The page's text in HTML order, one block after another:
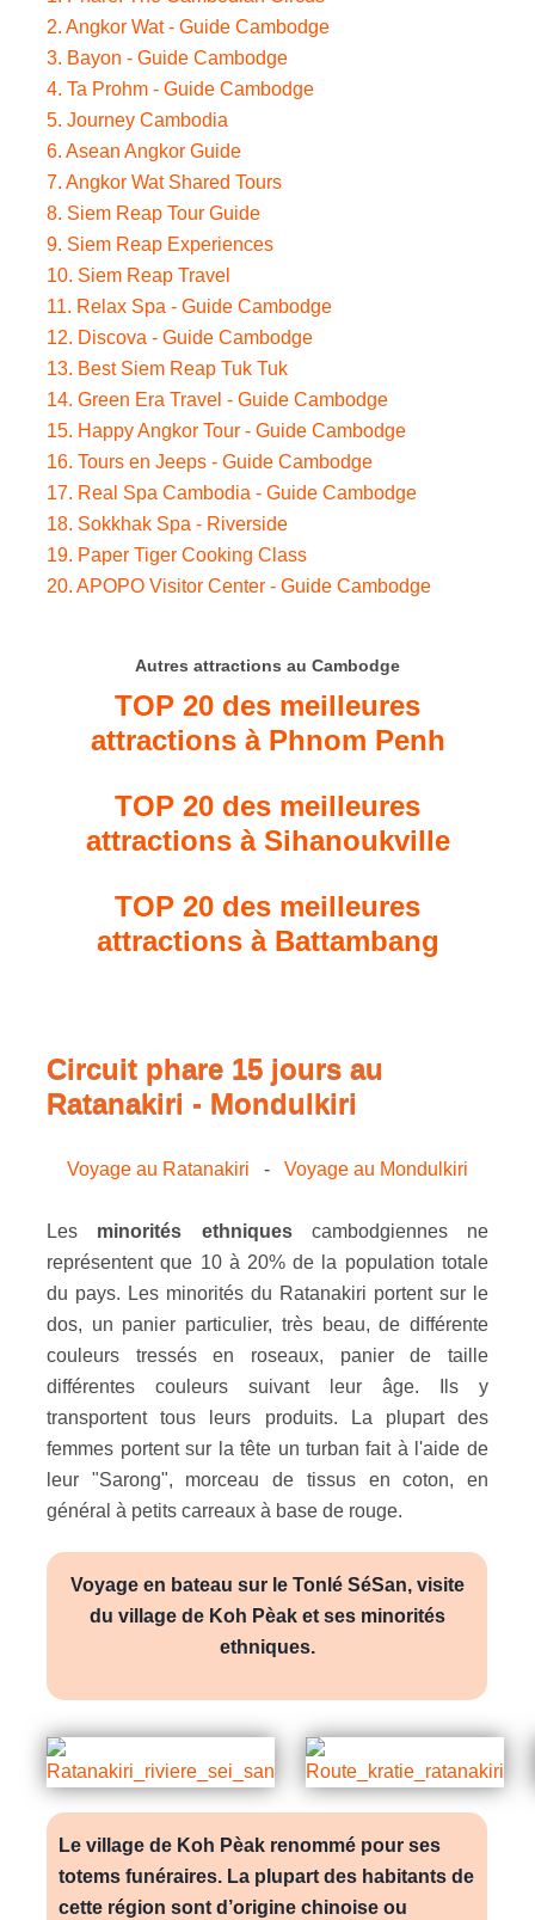
2. Angkor Wat - Guide Cambodge
3. Bayon - Guide Cambodge
4. Ta Prohm - Guide Cambodge
5. Journey Cambodia
6. Asean Angkor Guide
7. Angkor Wat Shared Tours
8. Siem Reap Tour Guide
9. Siem Reap Experiences
10. Siem Reap Travel
11. Relax Spa - Guide Cambodge
12. Discova - Guide Cambodge
13. Best Siem Reap Tuk Tuk
14. Green Era Travel - Guide Cambodge
15. Happy Angkor Tour - Guide Cambodge
16. Tours en Jeeps - Guide Cambodge
17. Real Spa Cambodia - Guide Cambodge
18. Sokkhak Spa - Riverside
19. Paper Tiger Cooking Class
20. APOPO Visitor Center - Guide Cambodge
Autres attractions au Cambodge
TOP 20 des meilleures
attractions à Phnom Penh
TOP 20 des meilleures
attractions à Sihanoukville
TOP 20 des meilleures
attractions à Battambang
Circuit phare 15 jours au
Ratanakiri - Mondulkiri
Voyage au Ratanakiri - Voyage au Mondulkiri
Les minorités ethniquescambodgiennes ne
représentent que 10 à 20% de la population totale
du pays. Les minorités du Ratanakiri portent sur le
dos, un panier particulier, très beau, de différente
couleurs tressés en roseaux, panier de taille
différentes couleurs suivant leur âge. Ils y
transportent tous leurs produits. La plupart des
femmes portent sur la tête un turban fait à l'aide de
leur "Sarong", morceau de tissus en coton, en
général à petits carreaux à base de rouge.
Voyage en bateau sur le Tonlé SéSan, visite
du village de Koh Pèak et ses minorités
ethniques.
Le village de Koh Pèak renommé pour ses
totems funéraires. La plupart des habitants de
cette région sont d’origine chinoise ou